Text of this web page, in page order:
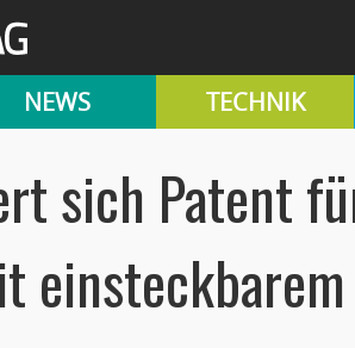
NEWS TECHNIK
sich Patent
einsteckbarem